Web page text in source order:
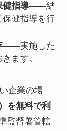
健指導——結
保健指導を行
——実施した
ます。
企業の場
を無料で利
監督署管轄